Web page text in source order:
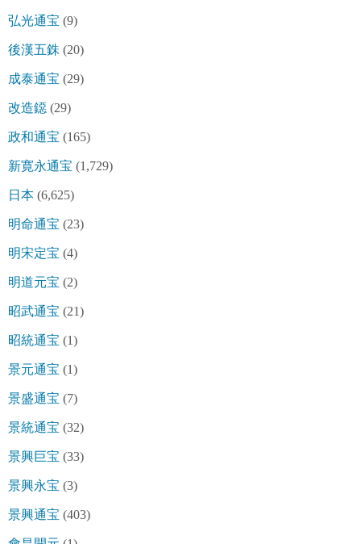
弘光通宝 (9)
後漢五銖 (20)
成泰通宝 (29)
改造鐚 (29)
政和通宝 (165)
新寛永通宝 (1,729)
日本 (6,625)
明命通宝 (23)
明宋定宝 (4)
明道元宝 (2)
昭武通宝 (21)
昭統通宝 (1)
景元通宝 (1)
景盛通宝 (7)
景統通宝 (32)
景興巨宝 (33)
景興永宝 (3)
景興通宝 (403)